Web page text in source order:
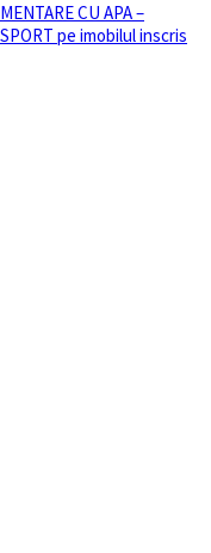
CU APA –
pe imobilul inscris